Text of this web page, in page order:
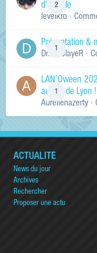
2
d'arcade
levelkro ·
Présentation &
Dr.KinSlayeR ·
LAN'Oween
au sud de Lyon !
Aurelienazerty ·
ACTUALITÉ
News du jour
Archives
Rechercher
Proposer une actu